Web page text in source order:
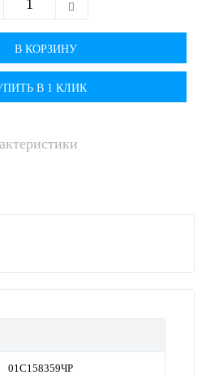
В 1 КЛИК
01С158359ЧР